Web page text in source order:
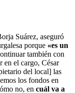
Suárez, aseguró
porque «es un
también con
en el cargo, César
del local] las
los fondos en
no, en cuál va a